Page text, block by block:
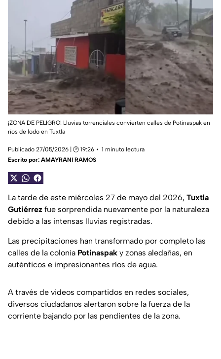
¡ZONA DE PELIGRO! Lluvias torrenciales convierten calles de Potinaspak en
ríos de lodo en Tuxtla
Publicado 27/05/2026 | 🕑 19:26
1 minuto lectura
Escrito por: AMAYRANI RAMOS
La tarde de este miércoles 27 de mayo del 2026, Tuxtla
Gutiérrez fue sorprendida nuevamente por la naturaleza
debido a las intensas lluvias registradas.
Las precipitaciones han transformado por completo las
calles de la colonia Potinaspak y zonas aledañas, en
auténticos e impresionantes ríos de agua.
A través de videos compartidos en redes sociales,
diversos ciudadanos alertaron sobre la fuerza de la
corriente bajando por las pendientes de la zona.